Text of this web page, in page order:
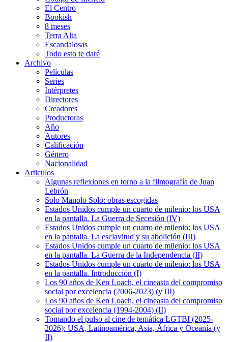
El Centro
Bookish
8 meses
Terra Alta
Escandalosas
Todo esto te daré
Archivo
Películas
Series
Intérpretes
Directores
Creadores
Productoras
Año
Autores
Calificación
Género
Nacionalidad
Articulos
Algunas reflexiones en torno a la filmografía de Juan
Lebrón
Solo Manolo Solo: obras escogidas
Estados Unidos cumple un cuarto de milenio: los USA
en la pantalla. La Guerra de Secesión (IV)
Estados Unidos cumple un cuarto de milenio: los USA
en la pantalla. La esclavitud y su abolición (III)
Estados Unidos cumple un cuarto de milenio: los USA
en la pantalla. La Guerra de la Independencia (II)
Estados Unidos cumple un cuarto de milenio: los USA
en la pantalla. Introducción (I)
Los 90 años de Ken Loach, el cineasta del compromiso
social por excelencia (2006-2023) (y III)
Los 90 años de Ken Loach, el cineasta del compromiso
social por excelencia (1994-2004) (II)
Tomando el pulso al cine de temática LGTBI (2025-
2026): USA, Latinoamérica, Asia, África y Oceanía (y
II)